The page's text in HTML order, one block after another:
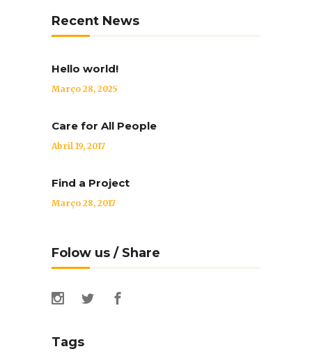
Recent News
Hello world!
Março 28, 2025
Care for All People
Abril 19, 2017
Find a Project
Março 28, 2017
Folow us / Share
Tags